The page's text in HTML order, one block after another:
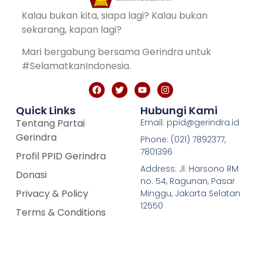
Kalau bukan kita, siapa lagi? Kalau bukan
sekarang, kapan lagi?
Mari bergabung bersama Gerindra untuk
#SelamatkanIndonesia.
Quick Links
Tentang Partai
Gerindra
Profil PPID Gerindra
Donasi
Privacy & Policy
Terms & Conditions
Hubungi Kami
Email: ppid@gerindra.id
Phone: (021) 7892377,
7801396
Address: Jl. Harsono RM
no. 54, Ragunan, Pasar
Minggu, Jakarta Selatan
12550